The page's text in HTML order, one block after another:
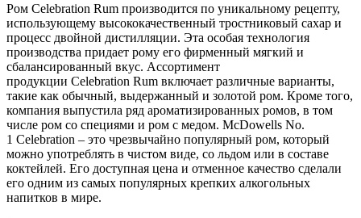
Ром Celebration Rum производится по уникальному рецепту,
использующему высококачественный тростниковый сахар и
процесс двойной дистилляции. Эта особая технология
производства придает рому его фирменный мягкий и
сбалансированный вкус. Ассортимент
продукции Celebration Rum включает различные варианты,
такие как обычный, выдержанный и золотой ром. Кроме того,
компания выпустила ряд ароматизированных ромов, в том
числе ром со специями и ром с медом. McDowells No.
1 Celebration – это чрезвычайно популярный ром, который
можно употреблять в чистом виде, со льдом или в составе
коктейлей. Его доступная цена и отменное качество сделали
его одним из самых популярных крепких алкогольных
напитков в мире.